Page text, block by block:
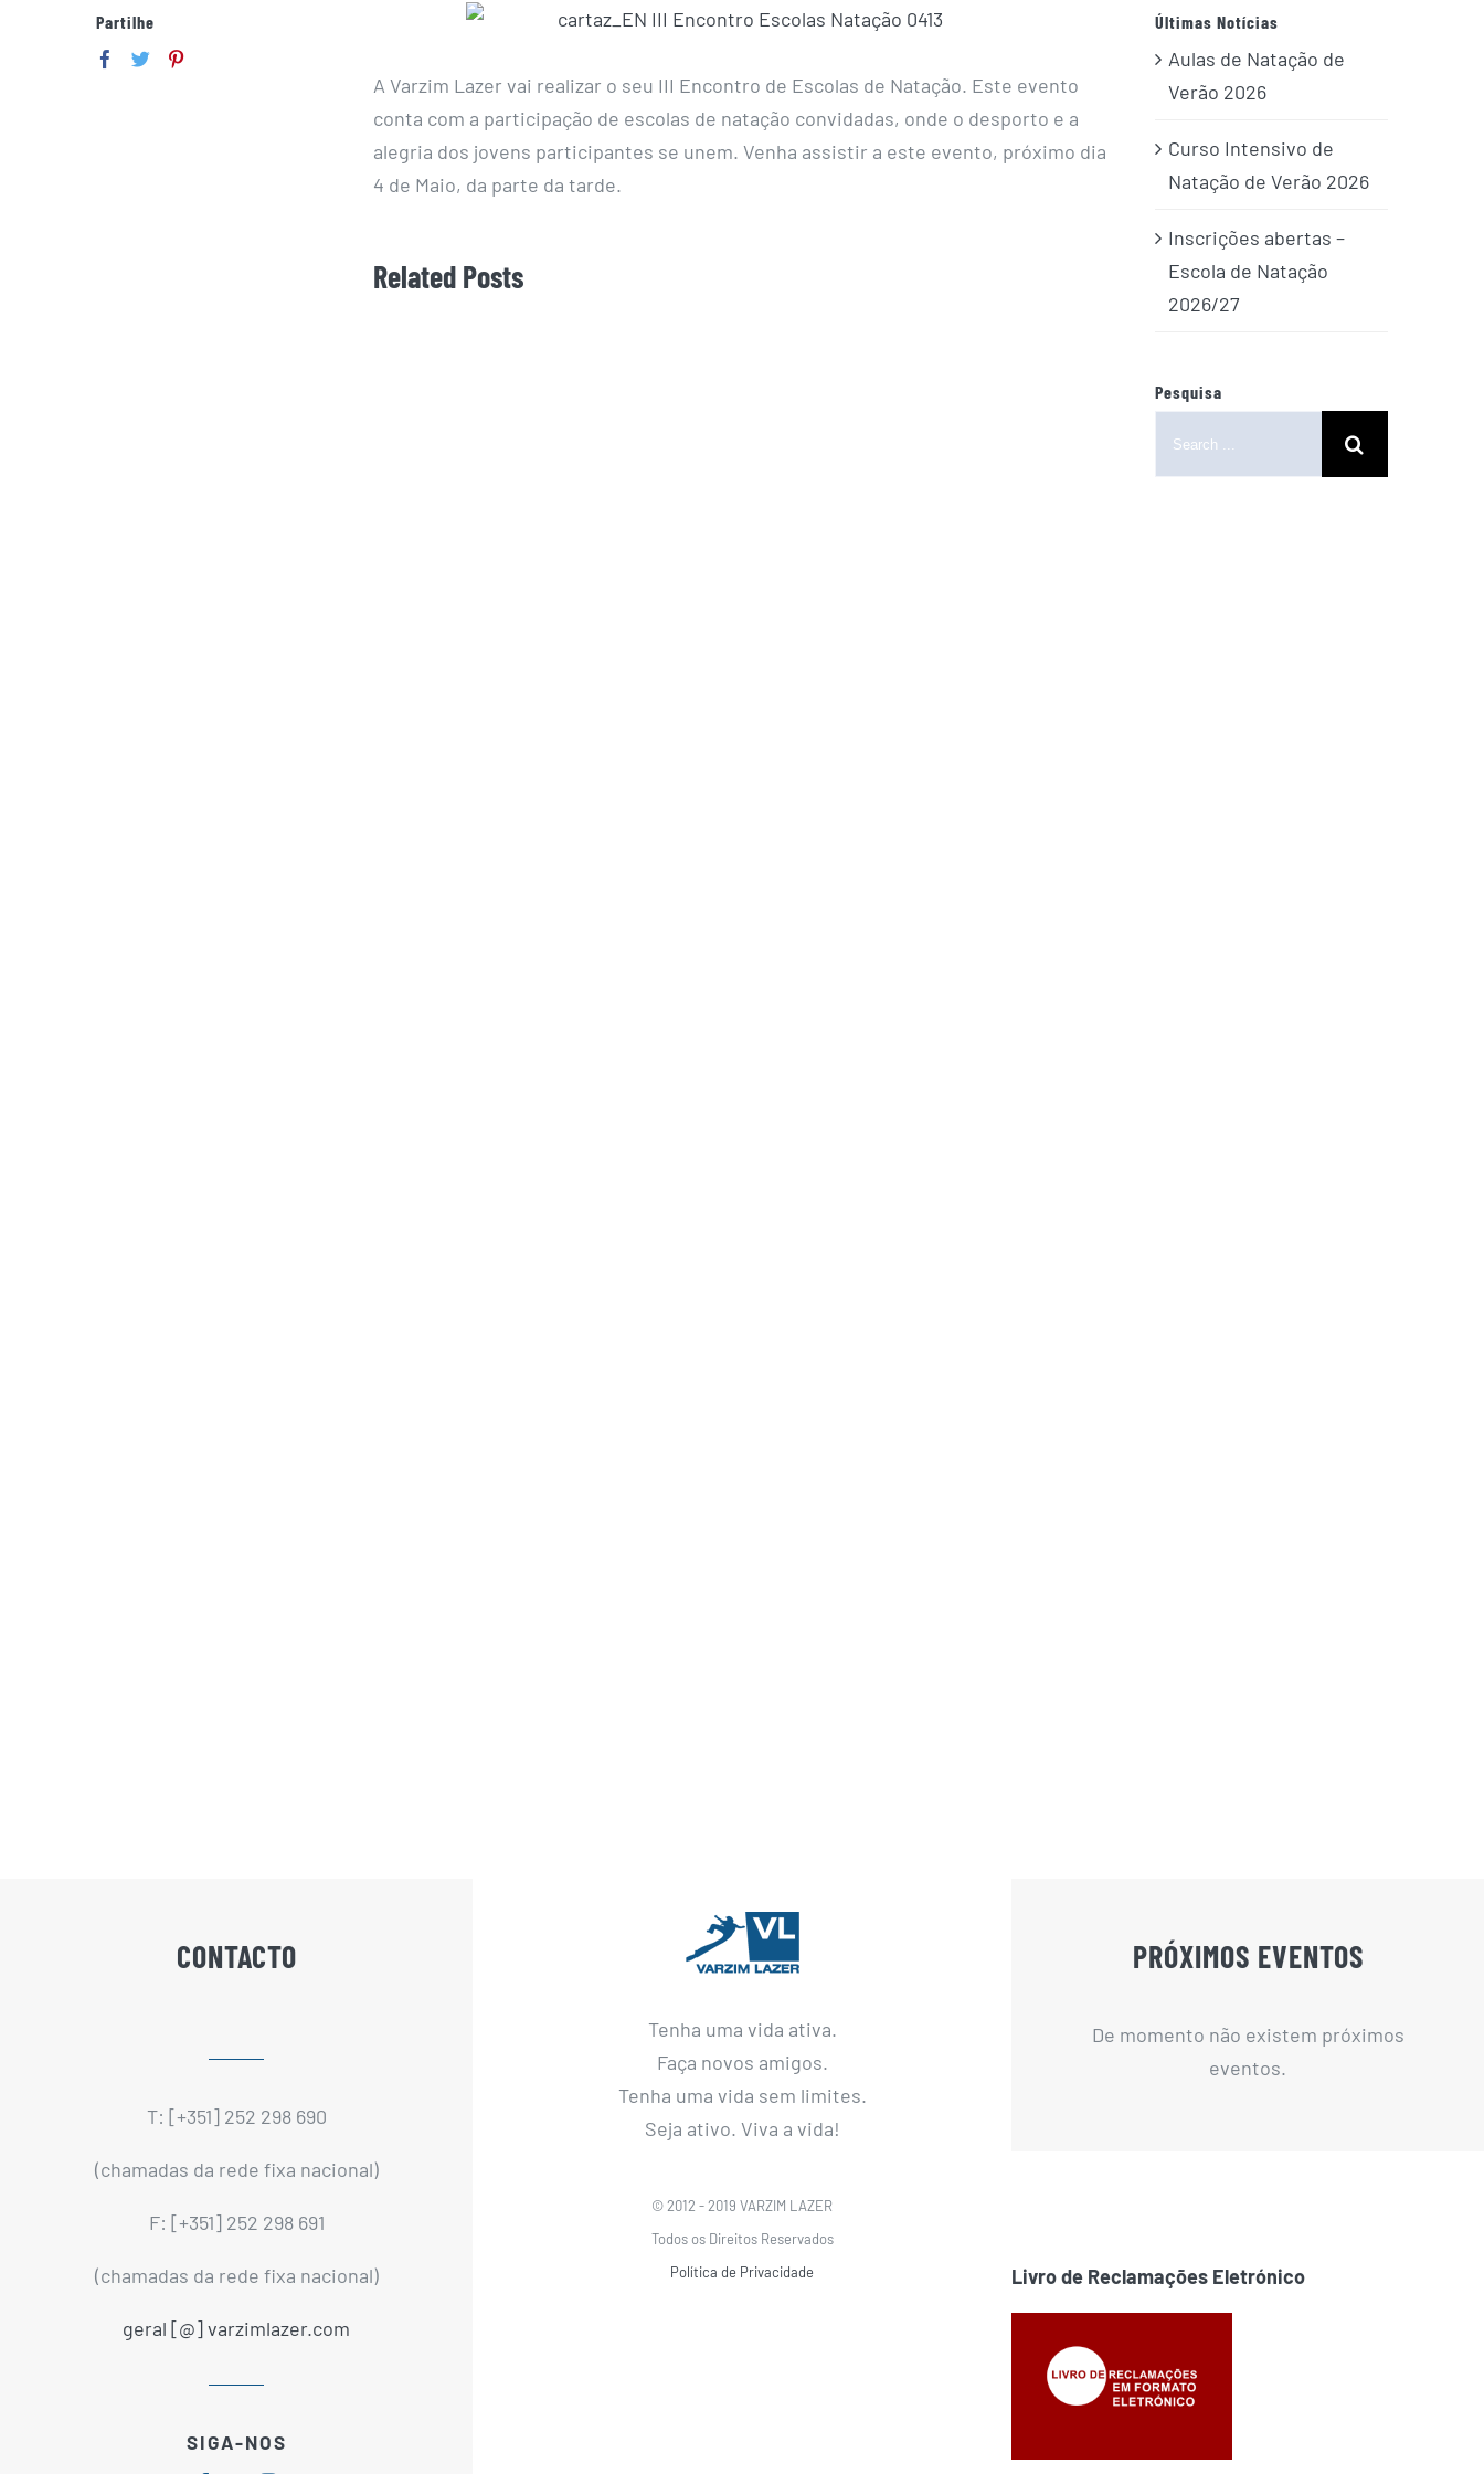
A Varzim Lazer vai realizar o seu III Encontro de Escolas de Natação. Este evento
conta com a participação de escolas de natação convidadas, onde o desporto e a
alegria dos jovens participantes se unem. Venha assistir a este evento, próximo dia
4 de Maio, da parte da tarde.
Related Posts
Partilhe Últimas Notícias
Aulas de Natação de
Verão 2026
Curso Intensivo de
Natação de Verão 2026
Inscrições abertas –
Escola de Natação
2026/27
Pesquisa
CONTACTO
T: [+351] 252 298 690
(chamadas da rede fixa nacional)
F: [+351] 252 298 691
(chamadas da rede fixa nacional)
geral [@] varzimlazer.com
SIGA-NOS
Tenha uma vida ativa.
Faça novos amigos.
Tenha uma vida sem limites.
Seja ativo. Viva a vida!
© 2012 - 2019 VARZIM LAZER
Todos os Direitos Reservados
Política de Privacidade
PRÓXIMOS EVENTOS
De momento não existem próximos
eventos.
Livro de Reclamações Eletrónico